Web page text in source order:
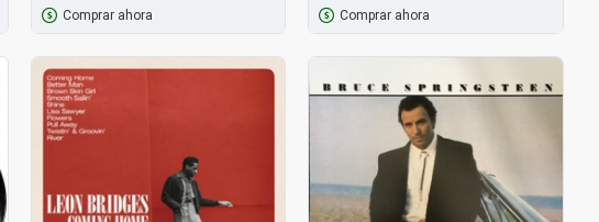
Comprar ahora Comprar ahora